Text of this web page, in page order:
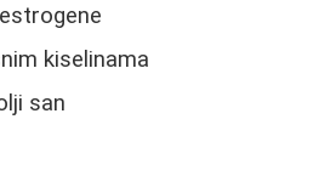
kiselinama
san